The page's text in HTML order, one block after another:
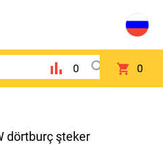
0 0
dörtburç şteker